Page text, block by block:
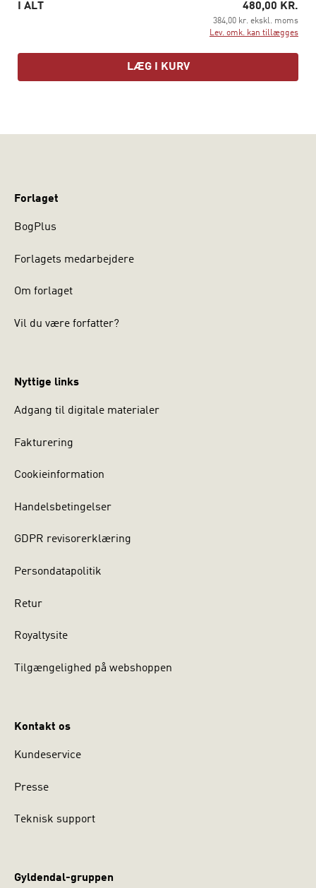
I ALT 480,00 KR.
384,00 kr. ekskl. moms
Lev. omk. kan tillægges
LÆG I KURV
Forlaget
BogPlus
Forlagets medarbejdere
Om forlaget
Vil du være forfatter?
Nyttige links
Adgang til digitale materialer
Fakturering
Cookieinformation
Handelsbetingelser
GDPR revisorerklæring
Persondatapolitik
Retur
Royaltysite
Tilgængelighed på webshoppen
Kontakt os
Kundeservice
Presse
Teknisk support
Gyldendal-gruppen